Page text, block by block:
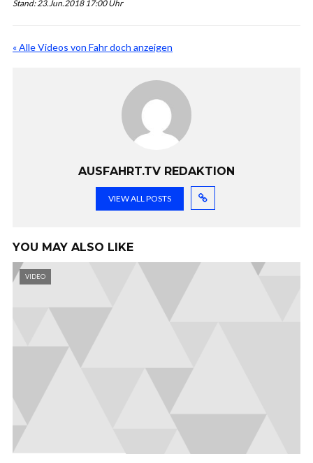
Stand: 23.Jun.2018 17:00 Uhr
« Alle Videos von Fahr doch anzeigen
AUSFAHRT.TV REDAKTION
VIEW ALL POSTS
YOU MAY ALSO LIKE
VIDEO